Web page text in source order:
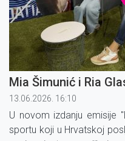
Mia Šimunić i Ria
13.06.2026. 16:10
U novom izdanju emisije
sportu koji u Hrvatskoj